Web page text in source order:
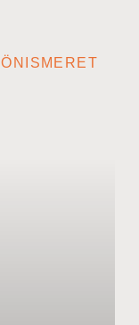
ÖNISMERET